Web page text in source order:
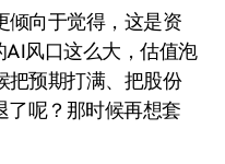
倾向于觉得，这是资
AI风口这么大，估值泡
把预期打满、把股份
了呢？那时候再想套